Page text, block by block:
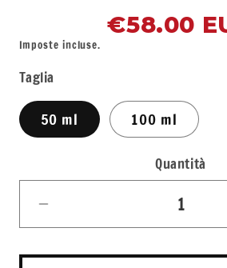
Prezzo
di
€58.00
Imposte incluse.
Taglia
50 ml 100 ml
Quantità
quantità
per